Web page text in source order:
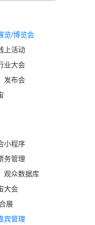
览/博览会
上活动
业大会
发布会
小程序
务管理
观众数据库
大会
展
宾管理